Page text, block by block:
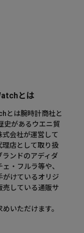
とは
とは腕時計商社と
史があるウエニ貿
式会社が運営して
理店として取り扱
ランドのアディダ
・フルラ等や、
がけているオリジ
売している通販サ
いただけます。